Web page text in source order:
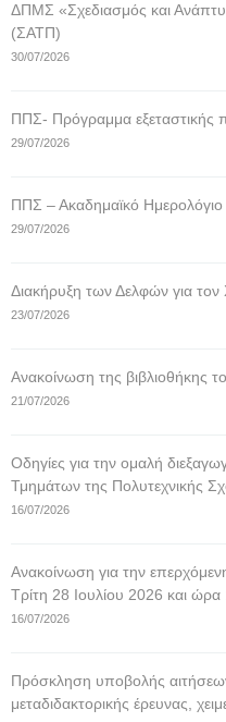
ΔΠΜΣ «Σχεδιασμός και
(ΣΑΤΠ)
30/07/2026
ΠΠΣ- Πρόγραμμα εξεταστικής
29/07/2026
ΠΠΣ – Ακαδημαϊκό
29/07/2026
Διακήρυξη των Δελφών για τον
23/07/2026
Ανακοίνωση της βιβλιοθήκης
21/07/2026
Οδηγίες για την ομαλή
Τμημάτων της Πολυτεχνικής
16/07/2026
Ανακοίνωση για την
Τρίτη 28 Ιουλίου 2026 και
16/07/2026
Πρόσκληση υποβολής
μεταδιδακτορικής έρευνας,